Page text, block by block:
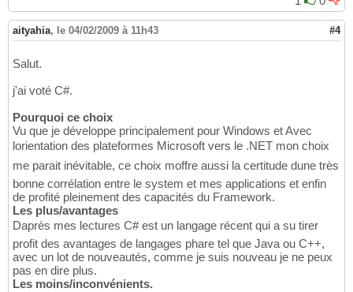
aityahia, le 04/02/2009 à 11h43 #4
Salut.
j'ai voté C#.
Pourquoi ce choix
Vu que je développe principalement pour Windows et Avec
lorientation des plateformes Microsoft vers le .NET mon choix
me parait inévitable, ce choix moffre aussi la certitude dune très
bonne corrélation entre le system et mes applications et enfin
de profité pleinement des capacités du Framework.
Les plus/avantages
Daprès mes lectures C# est un langage récent qui a su tirer
profit des avantages de langages phare tel que Java ou C++,
avec un lot de nouveautés, comme je suis nouveau je ne peux
pas en dire plus.
Les moins/inconvénients.